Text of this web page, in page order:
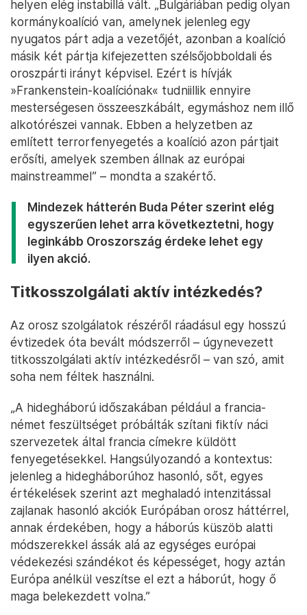
helyen elég instabillá vált. „Bulgáriában pedig olyan
kormánykoalíció van, amelynek jelenleg egy
nyugatos párt adja a vezetőjét, azonban a koalíció
másik két pártja kifejezetten szélsőjobboldali és
oroszpárti irányt képvisel. Ezért is hívják
»Frankenstein-koalíciónak« tudniillik ennyire
mesterségesen összeeszkábált, egymáshoz nem illő
alkotórészei vannak. Ebben a helyzetben az
említett terrorfenyegetés a koalíció azon pártjait
erősíti, amelyek szemben állnak az európai
mainstreammel” – mondta a szakértő.
Mindezek hátterén Buda Péter szerint elég
egyszerűen lehet arra következtetni, hogy
leginkább Oroszország érdeke lehet egy
ilyen akció.
Titkosszolgálati aktív intézkedés?
Az orosz szolgálatok részéről ráadásul egy hosszú
évtizedek óta bevált módszerről – úgynevezett
titkosszolgálati aktív intézkedésről – van szó, amit
soha nem féltek használni.
„A hidegháború időszakában például a francia-
német feszültséget próbálták szítani fiktív náci
szervezetek által francia címekre küldött
fenyegetésekkel. Hangsúlyozandó a kontextus:
jelenleg a hidegháborúhoz hasonló, sőt, egyes
értékelések szerint azt meghaladó intenzitással
zajlanak hasonló akciók Európában orosz háttérrel,
annak érdekében, hogy a háborús küszöb alatti
módszerekkel ássák alá az egységes európai
védekezési szándékot és képességet, hogy aztán
Európa anélkül veszítse el ezt a háborút, hogy ő
maga belekezdett volna.”